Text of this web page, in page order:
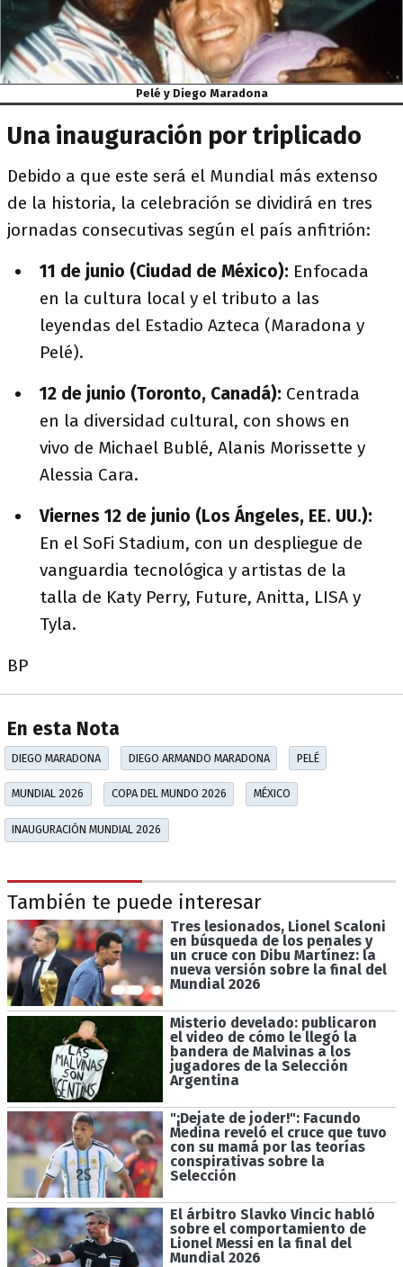
Pelé y Diego Maradona
Una inauguración por triplicado
Debido a que este será el Mundial más extenso
de la historia, la celebración se dividirá en tres
jornadas consecutivas según el país anfitrión:
11 de junio (Ciudad de México): Enfocada
en la cultura local y el tributo a las
leyendas del Estadio Azteca (Maradona y
Pelé).
12 de junio (Toronto, Canadá): Centrada
en la diversidad cultural, con shows en
vivo de Michael Bublé, Alanis Morissette y
Alessia Cara.
Viernes 12 de junio (Los Ángeles, EE. UU.):
En el SoFi Stadium, con un despliegue de
vanguardia tecnológica y artistas de la
talla de Katy Perry, Future, Anitta, LISA y
Tyla.
BP
En esta Nota
DIEGO MARADONA DIEGO ARMANDO MARADONA PELÉ
MUNDIAL 2026 COPA DEL MUNDO 2026 MÉXICO
INAUGURACIÓN MUNDIAL 2026
También te puede interesar
Tres lesionados, Lionel Scaloni
en búsqueda de los penales y
un cruce con Dibu Martínez: la
nueva versión sobre la final del
Mundial 2026
Misterio develado: publicaron
el video de cómo le llegó la
bandera de Malvinas a los
jugadores de la Selección
Argentina
"¡Dejate de joder!": Facundo
Medina reveló el cruce que tuvo
con su mamá por las teorías
conspirativas sobre la
Selección
El árbitro Slavko Vincic habló
sobre el comportamiento de
Lionel Messi en la final del
Mundial 2026